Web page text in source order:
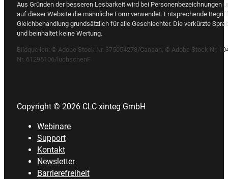
Aus Gründen der besseren Lesbarkeit wird bei Personenbezeichnungen
auf dieser Website die männliche Form verwendet. Entsprechende
Gleichbehandlung grundsätzlich für alle Geschlechter. Die verkürzte
und beinhaltet keine Wertung.
Bildquellen: © Adobe Stock Nr. 375054278/Canaan, © Adobe Stock Nr.
Nr. 61295106/luchschenF
Copyright © 2026 CLC xinteg GmbH
Webinare
Support
Kontakt
Newsletter
Barrierefreiheit